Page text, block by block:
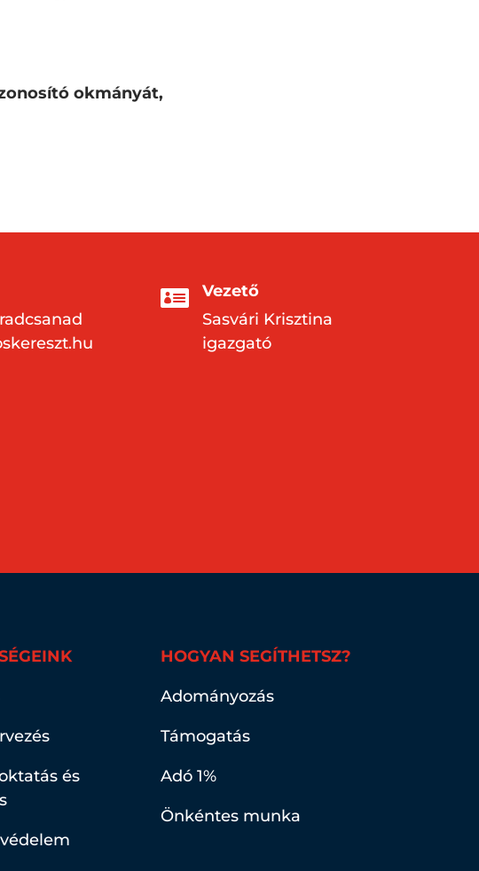
okmányát,

Vezető
Sasvári Krisztina
igazgató
és
HOGYAN SEGÍTHETSZ?
Adományozás
Támogatás
Adó 1%
Önkéntes munka